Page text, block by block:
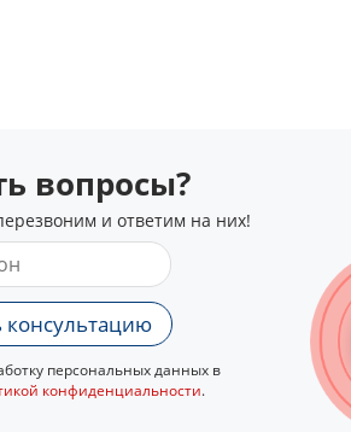
вопросы?
и ответим на них!
консультацию
персональных данных в
конфиденциальности.